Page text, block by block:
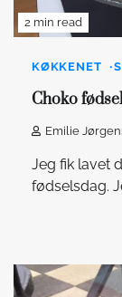
2 min read
KØKKENET
Choko
Emilie
Jeg fik lavet
fødselsdag.